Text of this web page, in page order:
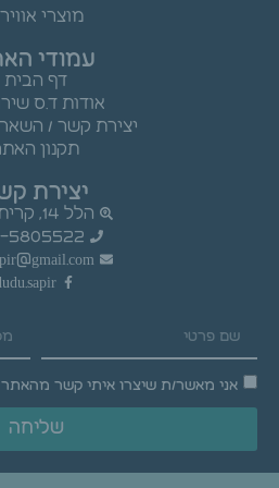
מוצרי
עמודי
דף הבית
אודות ד.ס
יצירת קשר /
תקנון
יצירת
הלל 14, קרית אתא.
5805522
אני מאשר/ת שיצרו איתי קשר מהאתר
שליחה